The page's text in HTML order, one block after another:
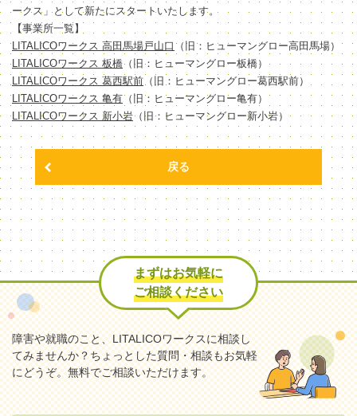
ークス」として新たにスタートいたします。
【事業所一覧】
LITALICOワークス 高田馬場戸山口 （旧：ヒューマングロー高田馬場）
LITALICOワークス 板橋（旧：ヒューマングロー板橋）
LITALICOワークス 葛西駅前 （旧：ヒューマングロー葛西駅前）
LITALICOワークス 亀有（旧：ヒューマングロー亀有）
LITALICOワークス 新小岩（旧：ヒューマングロー新小岩）
戻る
まずはお気軽に
ご相談ください
障害や就職のこと、LITALICOワークスに相談し
てみませんか？ちょっとした質問・相談もお気軽
にどうぞ。無料でご相談いただけます。